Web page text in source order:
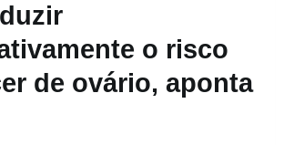
o risco
de ovário, aponta